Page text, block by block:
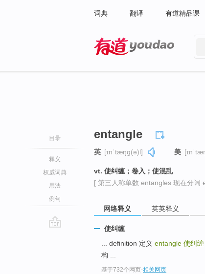
词典 翻译 有道精品课
目录
释义
权威词典
用法
例句
entangle
英 [ɪnˈtæŋɡ(ə)l] 美
vt. 使纠缠；卷入；使混乱
[ 第三人称单数 entangles 现在分词
网络释义 英英释义
使纠缠
... definition 定义 entangle 使纠缠
构 ...
基于732个网页-相关网页